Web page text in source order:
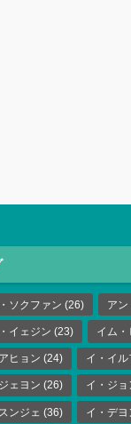
ソクファン (26) アン
イェジン (23) イム・
ヒョン (24) イ・イル
ェヨン (26) イ・ジ
ンジェ (36) イ・デヨ